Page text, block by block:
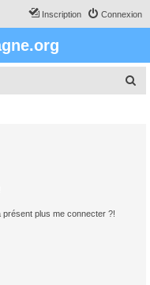
Connexion
Inscription
présent plus me connecter ?!